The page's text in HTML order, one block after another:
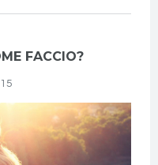
FACCIO?